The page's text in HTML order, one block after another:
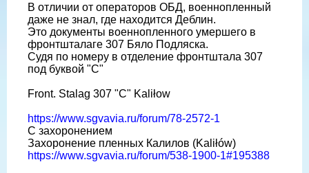
В отличии от операторов ОБД, военнопленный
даже не знал, где находится Деблин.
Это документы военнопленного умершего в
фронтшталаге 307 Бяло Подляска.
Судя по номеру в отделение фронтштала 307
под буквой "С"
Front. Stalag 307 "C" Kaliłоw
https://www.sgvavia.ru/forum/78-2572-1
С захоронением
Захоронение пленных Калилов (Kaliłów)
https://www.sgvavia.ru/forum/538-1900-1#195388